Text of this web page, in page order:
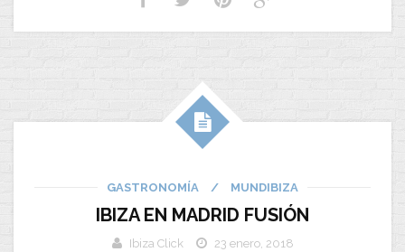
GASTRONOMÍA / MUNDIBIZA
IBIZA EN MADRID FUSIÓN
Ibiza Click
23 enero, 2018